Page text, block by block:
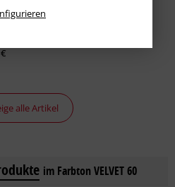
alle Artikel
im Farbton VELVET 60